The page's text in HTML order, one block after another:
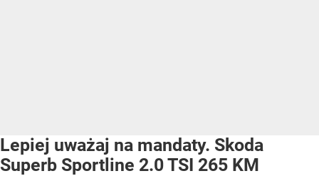
Lepiej uważaj na mandaty. Skoda
Superb Sportline 2.0 TSI 265 KM